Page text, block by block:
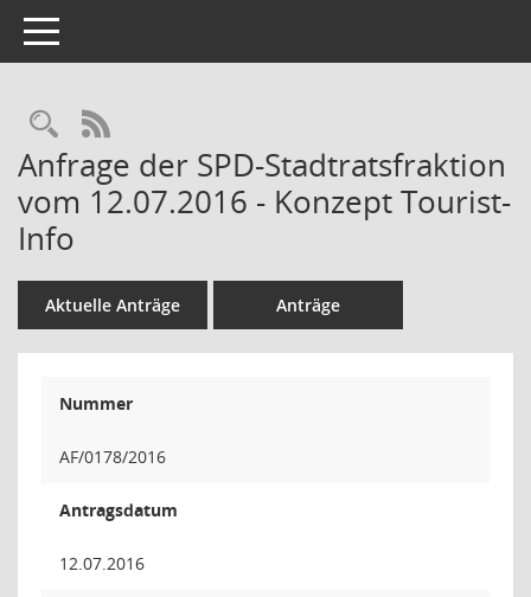
Toggle navigation
Rechercheauswahl
RSS-Feed
Anfrage der SPD-Stadtratsfraktion
vom 12.07.2016 - Konzept Tourist-
Info
Aktuelle Anträge Anträge
Nummer
AF/0178/2016
Antragsdatum
12.07.2016